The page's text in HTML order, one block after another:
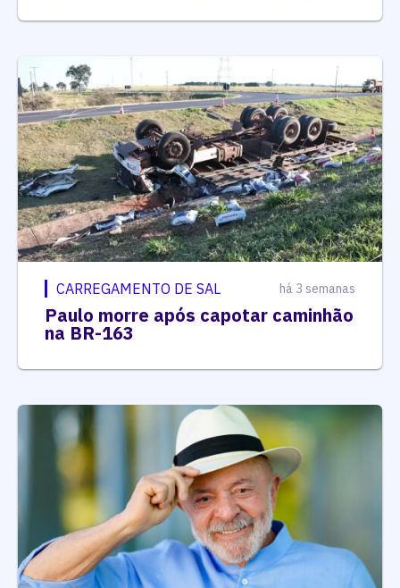
CARREGAMENTO DE SAL há 3 semanas
Paulo morre após capotar caminhão
na BR-163